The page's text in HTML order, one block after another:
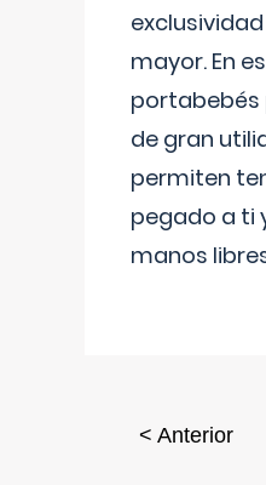
mayor. En
portabebés
de gran
permiten
pegado a ti
manos
< Anterior